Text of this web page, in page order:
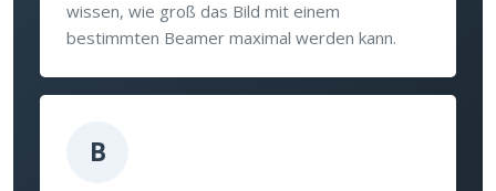
wissen, wie groß das Bild mit einem
bestimmten Beamer maximal werden kann.
B